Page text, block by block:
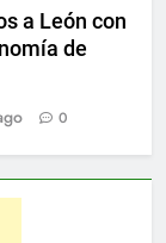
a León con
de
0